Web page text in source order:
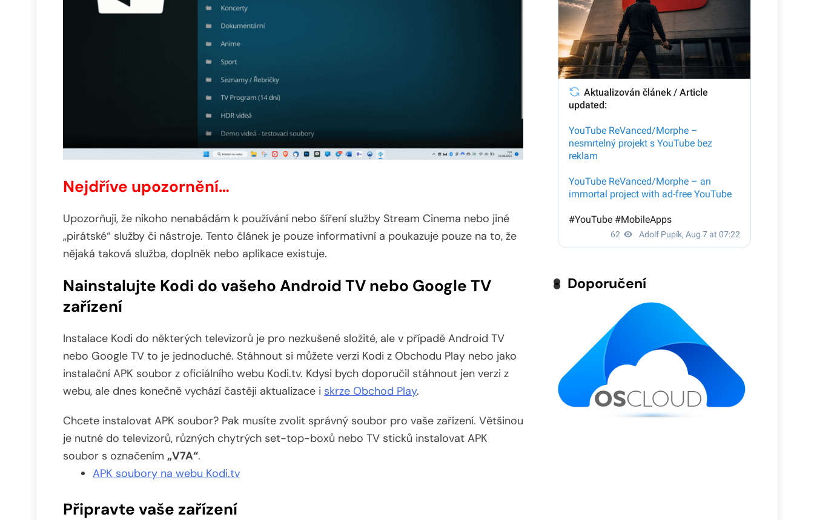
Nejdříve upozornění…
Upozorňuji, že nikoho nenabádám k používání nebo šíření služby Stream Cinema nebo jiné
„pirátské“ služby či nástroje. Tento článek je pouze informativní a poukazuje pouze na to, že
nějaká taková služba, doplněk nebo aplikace existuje.
Nainstalujte Kodi do vašeho Android TV nebo Google TV
zařízení
Instalace Kodi do některých televizorů je pro nezkušené složité, ale v případě Android TV
nebo Google TV to je jednoduché. Stáhnout si můžete verzi Kodi z Obchodu Play nebo jako
instalační APK soubor z oficiálního webu Kodi.tv. Kdysi bych doporučil stáhnout jen verzi z
webu, ale dnes konečně vychází častěji aktualizace i skrze Obchod Play.
Chcete instalovat APK soubor? Pak musíte zvolit správný soubor pro vaše zařízení. Většinou
je nutné do televizorů, různých chytrých set-top-boxů nebo TV sticků instalovat APK
soubor s označením „V7A“.
APK soubory na webu Kodi.tv
Připravte vaše zařízení
Doporučení